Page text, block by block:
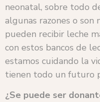
neonatal, sobre todo
algunas razones o
pueden recibir leche
con estos bancos de
estamos cuidando la
tienen todo un futuro
¿Se puede ser